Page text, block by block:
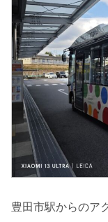
豊田市駅からのア